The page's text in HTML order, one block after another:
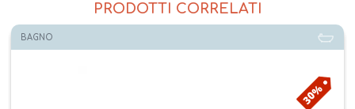
PRODOTTI CORRELATI
BAGNO
30%